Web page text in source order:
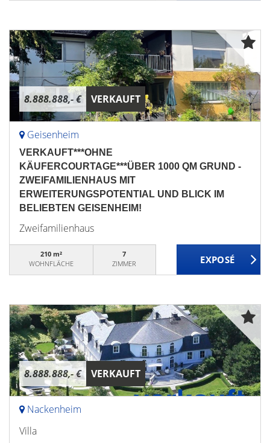
8.888.888,- € VERKAUFT
Geisenheim
VERKAUFT***OHNE
KÄUFERCOURTAGE***ÜBER 1000 QM GRUND -
ZWEIFAMILIENHAUS MIT
ERWEITERUNGSPOTENTIAL UND BLICK IM
BELIEBTEN GEISENHEIM!
Zweifamilienhaus
210 m²
WOHNFLÄCHE
7
ZIMMER
8.888.888,- € VERKAUFT
Nackenheim
Villa